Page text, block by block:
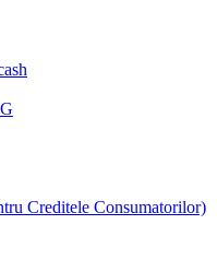
Creditele Consumatorilor)